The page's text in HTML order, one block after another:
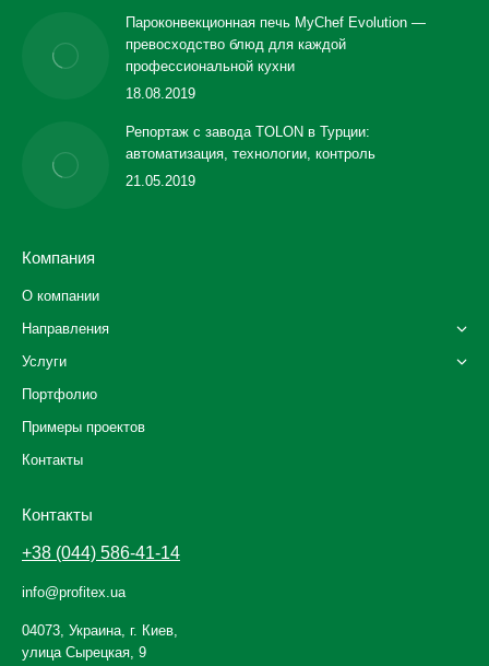
Пароконвекционная печь MyChef Evolution —
превосходство блюд для каждой
профессиональной кухни
18.08.2019
Репортаж с завода TOLON в Турции:
автоматизация, технологии, контроль
21.05.2019
Компания
О компании
Направления
Услуги
Портфолио
Примеры проектов
Контакты
Контакты
+38 (044) 586-41-14
info@profitex.ua
04073, Украина, г. Киев,
улица Сырецкая, 9